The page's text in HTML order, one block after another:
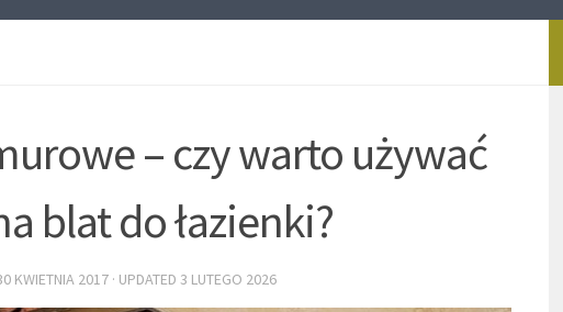
– czy warto używać
blat do łazienki?
KWIETNIA 2017 · UPDATED 3 LUTEGO 2026